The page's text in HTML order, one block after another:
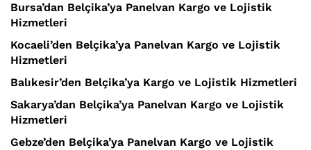
Bursa’dan Belçika’ya Panelvan Kargo ve Lojistik
Hizmetleri
Kocaeli’den Belçika’ya Panelvan Kargo ve Lojistik
Hizmetleri
Balıkesir’den Belçika’ya Kargo ve Lojistik Hizmetleri
Sakarya’dan Belçika’ya Panelvan Kargo ve Lojistik
Hizmetleri
Gebze’den Belçika’ya Panelvan Kargo ve Lojistik